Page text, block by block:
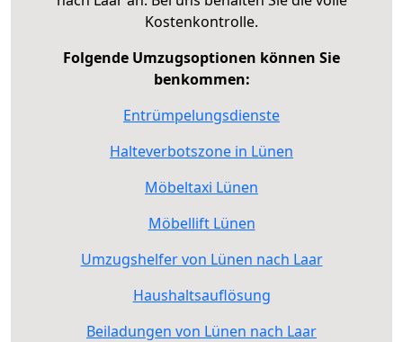
Kostenkontrolle.
Folgende Umzugsoptionen können Sie
benkommen:
Entrümpelungsdienste
Halteverbotszone in Lünen
Möbeltaxi Lünen
Möbellift Lünen
Umzugshelfer von Lünen nach Laar
Haushaltsauflösung
Beiladungen von Lünen nach Laar